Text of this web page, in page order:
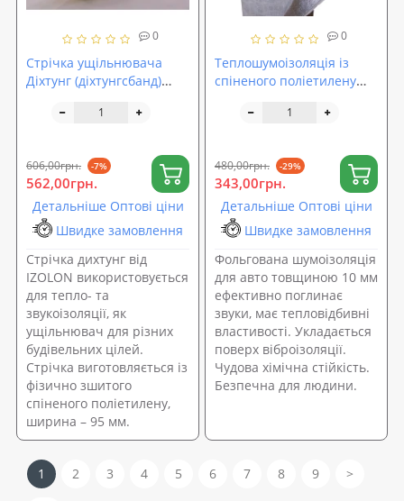
0
Стрічка ущільнювача
Діхтунг (діхтунгсбанд)
606,00грн. -7%
562,00грн.
Детальніше Оптові ціни
Швидке замовлення
Стрічка дихтунг від
IZOLON використовується
для тепло- та
звукоізоляції, як
ущільнювач для різних
будівельних цілей.
Стрічка виготовляється із
фізично зшитого
спіненого поліетилену,
ширина – 95 мм.
0
Теплошумоізоляція із
спіненого поліетилену
шаром +фольга
480,00грн. -29%
343,00грн.
Детальніше Оптові ціни
Швидке замовлення
Фольгована шумоізоляція
для авто товщиною 10 мм
ефективно поглинає
звуки, має тепловідбивні
властивості. Укладається
поверх віброізоляції.
Чудова хімічна стійкість.
Безпечна для людини.
1 2 3 4 5 6 7 8 9 >